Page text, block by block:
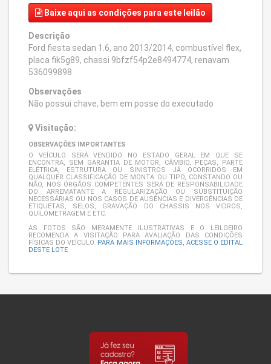
Baixe aqui as condições para este leilão
Descrição
Ford fiesta sedan 1.6, ano 2013/2014, combustível flex,
placa fik5g89, chassi 9bfzf54p2e8494774, renavam
536099898
Observações
Não possui chave, bem em posse do executado
Visitação:
OBSERVAÇÕES IMPORTANTES
O VEÍCULO SERÁ VENDIDO NO ESTADO GERAL EM QUE SE
ENCONTRA, SEM GARANTIA DE MOTOR, CÂMBIO, PEÇAS, PARTE
ELÉTRICA, ESTRUTURA OU SINISTROS JÁ OCORRIDOS EM
QUALQUER CLASSIFICAÇÃO DE MONTA OU TIPO, CONSTANDO OU
NÃO, NOS ÓRGÃOS COMPETENTES SERÁ DE RESPONSABILIDADE
DO ARREMATANTE A REGULARIZAÇÃO OU SUBSTITUIÇÃO
NECESSÁRIAS OU NOS CASOS DE AUSÊNCIAS E DIVERGÊNCIAS DE
ETIQUETAS, SELOS, GRAVAÇÃO DO CHASSIS NOS VIDROS,
QUILOMETRAGEM E ETC.
AS FOTOS SÃO MERAMENTE ILUSTRATIVAS E O LEILOEIRO
RECOMENDA A VISITAÇÃO PARA AVALIAÇÃO DAS CONDIÇÕES
FÍSICAS DO VEÍCULO. PARA MAIS INFORMAÇÕES, ACESSE O EDITAL
DESTE LOTE